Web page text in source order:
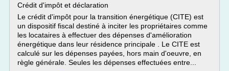
Crédit d'impôt et déclaration
Le crédit d'impôt pour la transition énergétique (CITE) est
un dispositif fiscal destiné à inciter les propriétaires comme
les locataires à effectuer des dépenses d'amélioration
énergétique dans leur résidence principale . Le CITE est
calculé sur les dépenses payées, hors main d'oeuvre, en
règle générale. Seules les dépenses effectuées entre...